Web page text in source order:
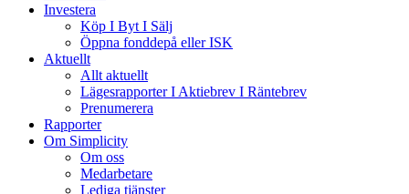
Investera
Köp I Byt I Sälj
Öppna fonddepå eller ISK
Aktuellt
Allt aktuellt
Lägesrapporter I Aktiebrev I Räntebrev
Prenumerera
Rapporter
Om Simplicity
Om oss
Medarbetare
Lediga tjänster